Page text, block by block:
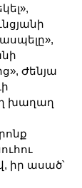
Ժենյա
խաղաղ
իր ասած՝